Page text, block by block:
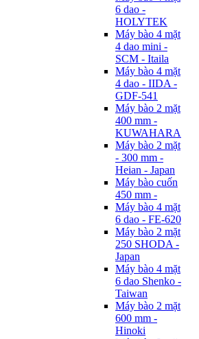
6 dao -
HOLYTEK
Máy bào 4 mặt
4 dao mini -
SCM - Itaila
Máy bào 4 mặt
4 dao - IIDA -
GDF-541
Máy bào 2 mặt
400 mm -
KUWAHARA
Máy bào 2 mặt
- 300 mm -
Heian - Japan
Máy bào cuốn
450 mm -
Máy bào 4 mặt
6 dao - FE-620
Máy bào 2 mặt
250 SHODA -
Japan
Máy bào 4 mặt
6 dao Shenko -
Taiwan
Máy bào 2 mặt
600 mm -
Hinoki